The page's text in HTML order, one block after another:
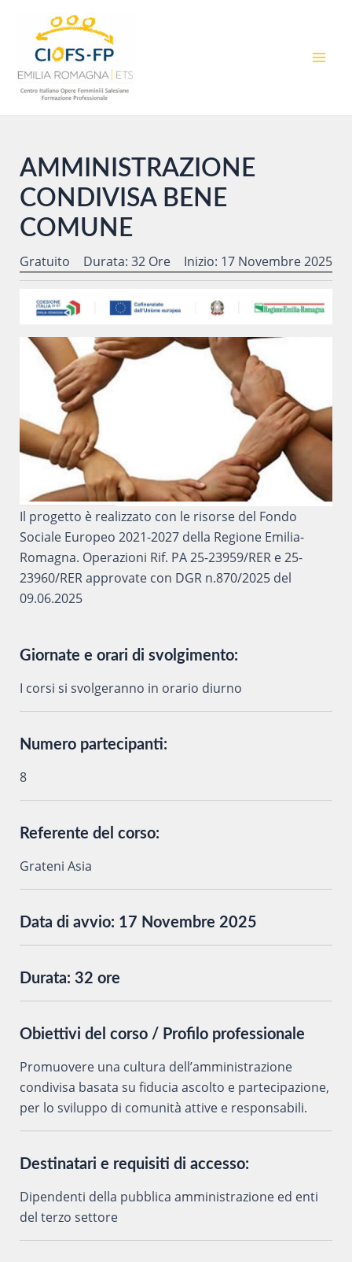
contenuto
AMMINISTRAZIONE
CONDIVISA BENE
COMUNE
Gratuito Durata: 32 Ore Inizio: 17 Novembre 2025
Il progetto è realizzato con le risorse del Fondo
Sociale Europeo 2021-2027 della Regione Emilia-
Romagna. Operazioni Rif. PA 25-23959/RER e 25-
23960/RER approvate con DGR n.870/2025 del
09.06.2025
Giornate e orari di svolgimento:
I corsi si svolgeranno in orario diurno
Numero partecipanti:
8
Referente del corso:
Grateni Asia
Data di avvio: 17 Novembre 2025
Durata: 32 ore
Obiettivi del corso / Profilo professionale
Promuovere una cultura dell’amministrazione
condivisa basata su fiducia ascolto e partecipazione,
per lo sviluppo di comunità attive e responsabili.
Destinatari e requisiti di accesso:
Dipendenti della pubblica amministrazione ed enti
del terzo settore